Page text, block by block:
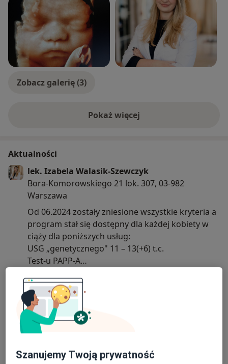
Zajmuję się prowadzeniem ciąży fizjologicznej oraz
powikłanej, poradnictwem antykoncepcyjnym oraz
leczeniem infekcji.
Wiek przyjmowanych pacjentek: od 16 roku życia.
Moja praca to moja największa pasja.
Zobacz galerię (3)
Pokaż więcejo doświadczeniu
Aktualności
lek. Izabela Walasik-Szewczyk
Bora-Komorowskiego 21 lok. 307, 03-982
Warszawa
Od 06.2024 zostały zniesione wszystkie kryteria a
program stał się dostępny dla każdej kobiety w
ciąży dla poniższych usług:
USG „genetycznego" 11 – 13(+6) t.c.
Test-u PAPP-A
ZAPRASZAMY NA BADANIA DO NASZYCH
PLACÓWEK
BORAMED KEN - ul. Beli Bartoka 8 lok. U/A;
30/07/2026
Szanujemy Twoją prywatność